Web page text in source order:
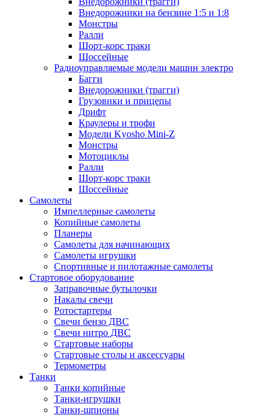
Внедорожники на бензине 1:5 и 1:8
Монстры
Ралли
Шорт-корс траки
Шоссейные
Радиоуправляемые модели машин электро
Багги
Внедорожники (трагги)
Грузовики и прицепы
Дрифт
Краулеры и трофи
Модели Kyosho Mini-Z
Монстры
Мотоциклы
Ралли
Шорт-корс траки
Шоссейные
Самолеты
Импеллерные самолеты
Копийные самолеты
Планеры
Самолеты для начинающих
Самолеты игрушки
Спортивные и пилотажные самолеты
Стартовое оборудование
Заправочные бутылочки
Накалы свечи
Ротостартеры
Свечи бензо ДВС
Свечи нитро ДВС
Стартовые наборы
Стартовые столы и аксессуары
Термометры
Танки
Танки копийные
Танки-игрушки
Танки-шпионы